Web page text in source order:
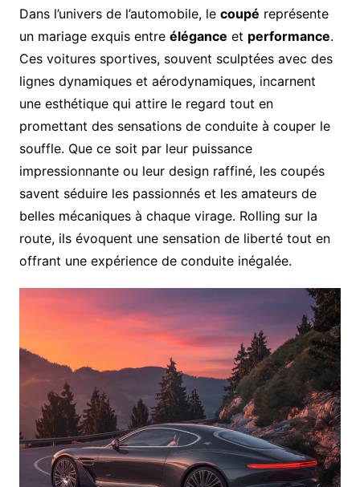
Dans l’univers de l’automobile, le coupé représente
un mariage exquis entre élégance et performance.
Ces voitures sportives, souvent sculptées avec des
lignes dynamiques et aérodynamiques, incarnent
une esthétique qui attire le regard tout en
promettant des sensations de conduite à couper le
souffle. Que ce soit par leur puissance
impressionnante ou leur design raffiné, les coupés
savent séduire les passionnés et les amateurs de
belles mécaniques à chaque virage. Rolling sur la
route, ils évoquent une sensation de liberté tout en
offrant une expérience de conduite inégalée.